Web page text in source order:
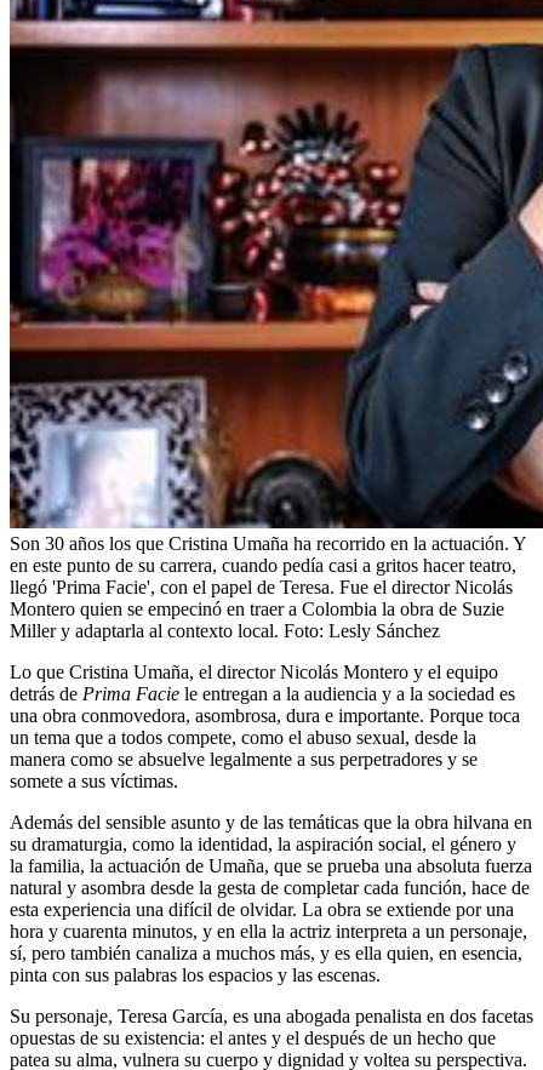
Son 30 años los que Cristina Umaña ha recorrido en la actuación. Y
en este punto de su carrera, cuando pedía casi a gritos hacer teatro,
llegó 'Prima Facie', con el papel de Teresa. Fue el director Nicolás
Montero quien se empecinó en traer a Colombia la obra de Suzie
Miller y adaptarla al contexto local. Foto: Lesly Sánchez
Lo que Cristina Umaña, el director Nicolás Montero y el equipo
detrás de Prima Facie le entregan a la audiencia y a la sociedad es
una obra conmovedora, asombrosa, dura e importante. Porque toca
un tema que a todos compete, como el abuso sexual, desde la
manera como se absuelve legalmente a sus perpetradores y se
somete a sus víctimas.
Además del sensible asunto y de las temáticas que la obra hilvana en
su dramaturgia, como la identidad, la aspiración social, el género y
la familia, la actuación de Umaña, que se prueba una absoluta fuerza
natural y asombra desde la gesta de completar cada función, hace de
esta experiencia una difícil de olvidar. La obra se extiende por una
hora y cuarenta minutos, y en ella la actriz interpreta a un personaje,
sí, pero también canaliza a muchos más, y es ella quien, en esencia,
pinta con sus palabras los espacios y las escenas.
Su personaje, Teresa García, es una abogada penalista en dos facetas
opuestas de su existencia: el antes y el después de un hecho que
patea su alma, vulnera su cuerpo y dignidad y voltea su perspectiva.